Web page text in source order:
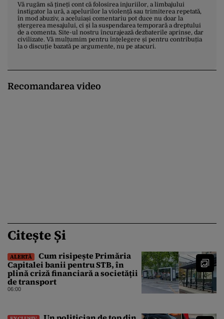
Vă rugăm să țineți cont că folosirea injuriilor, a limbajului
instigator la ură, a apelurilor la violență sau trimiterea repetată,
în mod abuziv, a aceluiași comentariu pot duce nu doar la
ștergerea mesajului, ci și la suspendarea temporară a dreptului
de a comenta. Site-ul nostru încurajează dezbaterile aprinse, dar
civilizate. Vă mulțumim pentru înțelegere și pentru contribuția
la o discuție bazată pe argumente, nu pe atacuri.
Recomandarea video
Citește Și
ALERTĂ
Cum risipește Primăria
Capitalei banii pentru STB, în
plină criză financiară a societății
de transport
06:00